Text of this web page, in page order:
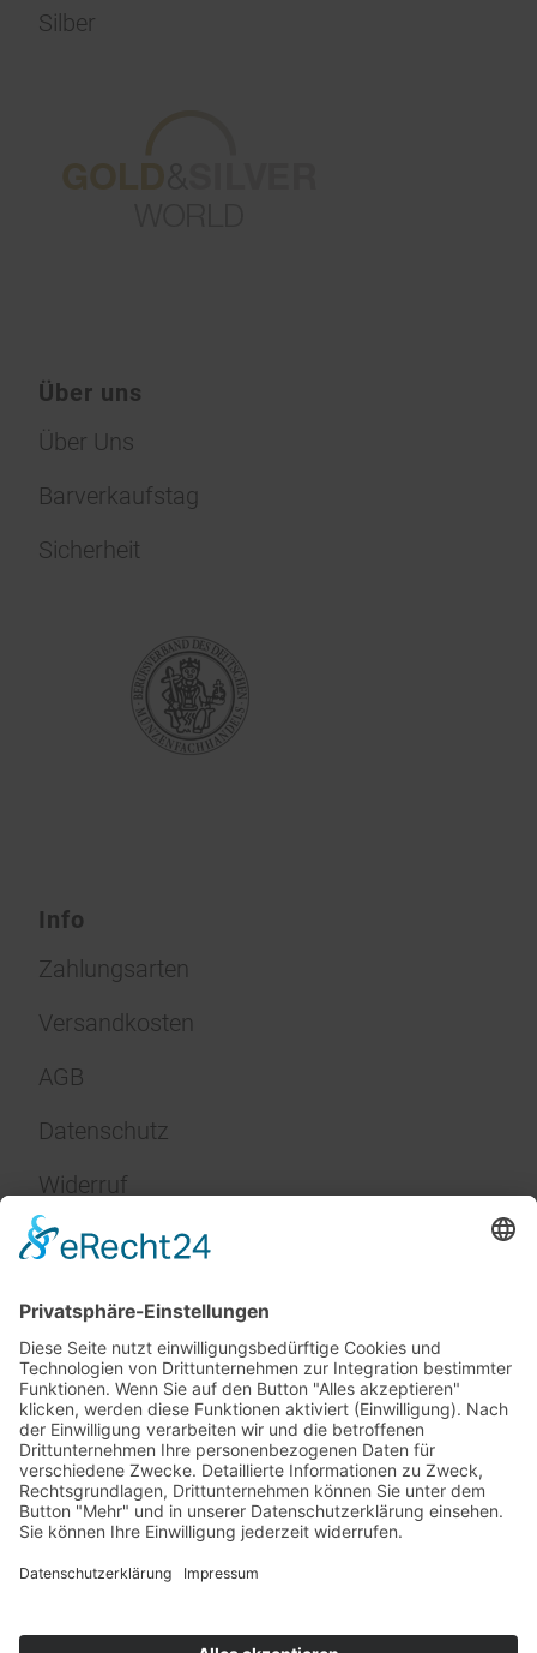
Silber
Über uns
Über Uns
Barverkaufstag
Sicherheit
Info
Zahlungsarten
Versandkosten
AGB
Datenschutz
Widerruf
Impressum
Service
FAQ
Zahlungsarten